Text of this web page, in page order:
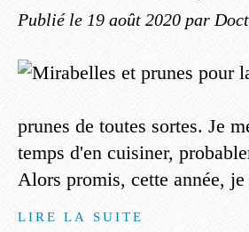
Publié le 19 août 2020 par
prunes de toutes sortes. Je
temps d'en cuisiner,
Alors promis, cette année,
LIRE LA SUITE